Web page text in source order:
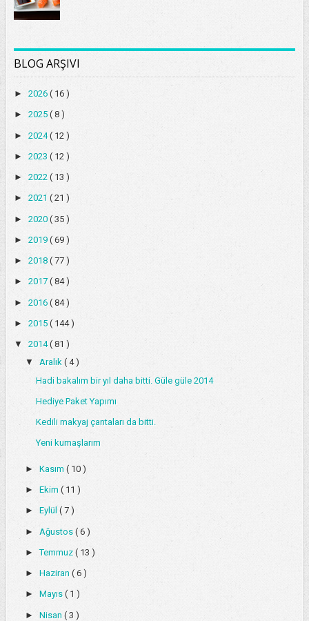
BLOG ARŞIVI
► 2026 ( 16 )
► 2025 ( 8 )
► 2024( 12 )
► 2023 ( 12 )
► 2022 ( 13 )
► 2021 ( 21 )
► 2020 ( 35 )
► 2019 ( 69 )
► 2018 ( 77 )
► 2017 ( 84 )
► 2016 ( 84 )
► 2015 ( 144 )
▼ 2014( 81 )
▼ Aralık ( 4 )
Hadi bakalım bir yıl daha bitti. Güle güle 2014
Hediye Paket Yapımı
Kedili makyaj çantaları da bitti.
Yeni kumaşlarım
► Kasım ( 10 )
► Ekim ( 11 )
► Eylül ( 7 )
► Ağustos ( 6 )
►Temmuz ( 13 )
► Haziran ( 6 )
► Mayıs ( 1 )
► Nisan ( 3 )